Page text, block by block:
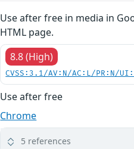
Use after free in media in
HTML page.
8.8 (High)
CVSS:3.1/AV:N/AC:L/PR:N/
Use after free
Chrome
5 references